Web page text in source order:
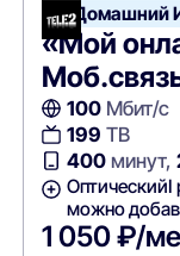
Т2 Домашний
«Мой
100Мбит/с
199 ТВ
400минут,
ОптическийI
можно
1 050 ₽/